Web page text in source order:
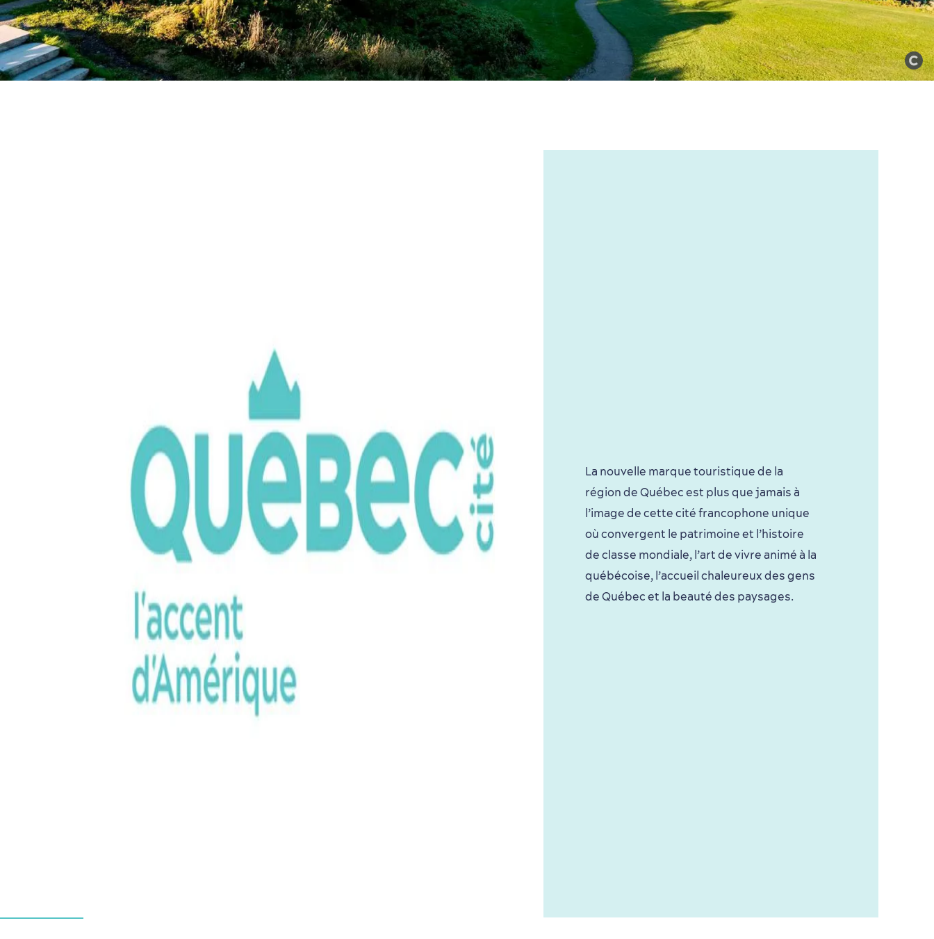
La nouvelle marque touristique de la
région de Québec est plus que jamais à
l’image de cette cité francophone unique
où convergent le patrimoine et l’histoire
de classe mondiale, l’art de vivre animé à la
québécoise, l’accueil chaleureux des gens
de Québec et la beauté des paysages.